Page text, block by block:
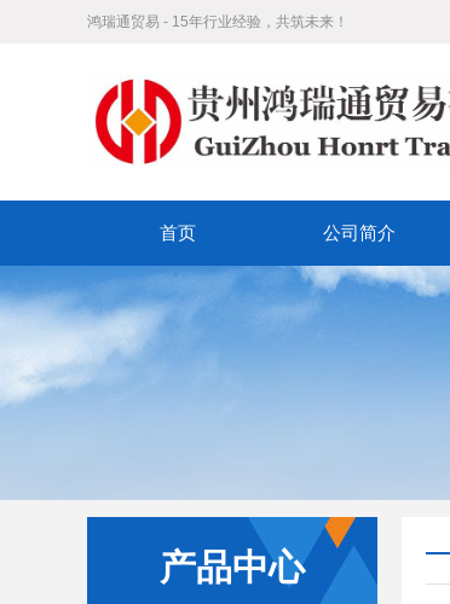
鸿瑞通贸易 - 15年行业经验，共筑未来！
首页 公司简介
产品中心